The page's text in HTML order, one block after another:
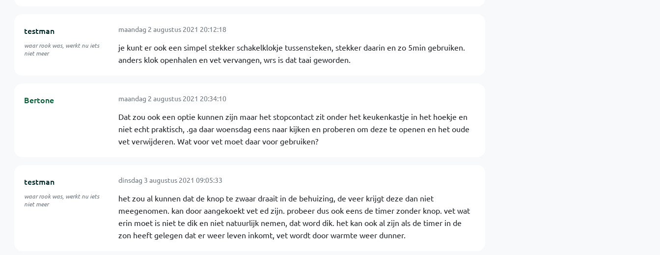
testman
waar rook was, werkt nu iets
niet meer
maandag 2 augustus 2021 20:12:18
je kunt er ook een simpel stekker schakelklokje tussensteken, stekker daarin en zo 5min gebruiken.
anders klok openhalen en vet vervangen, wrs is dat taai geworden.
Bertone maandag 2 augustus 2021 20:34:10
Dat zou ook een optie kunnen zijn maar het stopcontact zit onder het keukenkastje in het hoekje en
niet echt praktisch, .ga daar woensdag eens naar kijken en proberen om deze te openen en het oude
vet verwijderen. Wat voor vet moet daar voor gebruiken?
testman
waar rook was, werkt nu iets
niet meer
dinsdag 3 augustus 2021 09:05:33
het zou al kunnen dat de knop te zwaar draait in de behuizing, de veer krijgt deze dan niet
meegenomen. kan door aangekoekt vet ed zijn. probeer dus ook eens de timer zonder knop. vet wat
erin moet is niet te dik en niet natuurlijk nemen, dat word dik. het kan ook al zijn als de timer in de
zon heeft gelegen dat er weer leven inkomt, vet wordt door warmte weer dunner.